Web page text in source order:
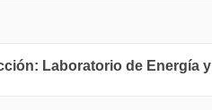
Laboratorio de Energía y